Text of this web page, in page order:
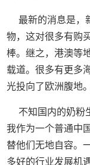
最新的消息是，
物，这对很多有购
棒。继之，港澳等
载道。很多有更多
光投向了欧洲腹地。
不知国内的奶粉
我作为一个普通中
替他们无地自容。
多好的行业发展机